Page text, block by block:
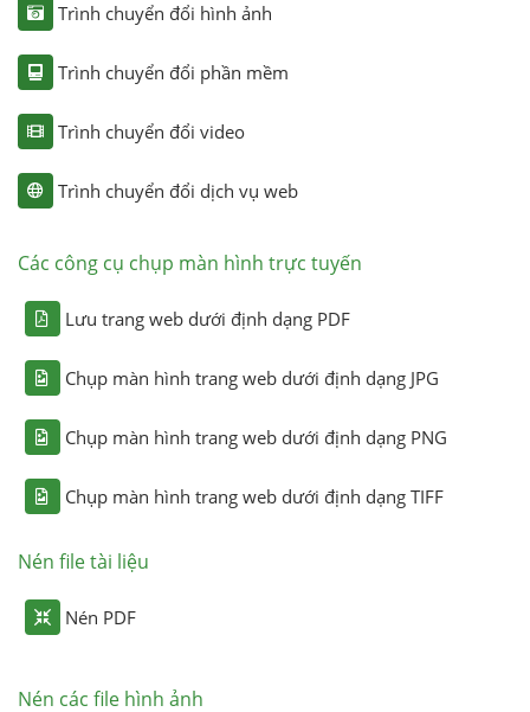
Trình chuyển đổi hình ảnh
Trình chuyển đổi phần mềm
Trình chuyển đổi video
Trình chuyển đổi dịch vụ web
Các công cụ chụp màn hình trực tuyến
Lưu trang web dưới định dạng PDF
Chụp màn hình trang web dưới định dạng JPG
Chụp màn hình trang web dưới định dạng PNG
Chụp màn hình trang web dưới định dạng TIFF
Nén file tài liệu
Nén PDF
Nén các file hình ảnh